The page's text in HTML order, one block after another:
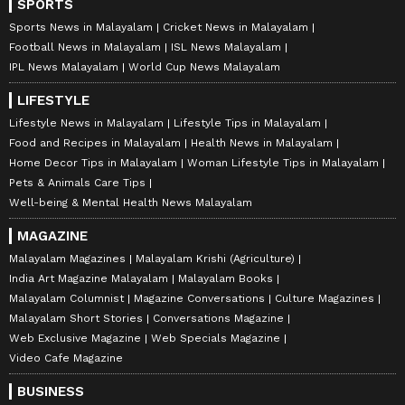
SPORTS
Sports News in Malayalam
Cricket News in Malayalam
Football News in Malayalam
ISL News Malayalam
IPL News Malayalam
World Cup News Malayalam
LIFESTYLE
Lifestyle News in Malayalam
Lifestyle Tips in Malayalam
Food and Recipes in Malayalam
Health News in Malayalam
Home Decor Tips in Malayalam
Woman Lifestyle Tips in Malayalam
Pets & Animals Care Tips
Well-being & Mental Health News Malayalam
MAGAZINE
Malayalam Magazines
Malayalam Krishi (Agriculture)
India Art Magazine Malayalam
Malayalam Books
Malayalam Columnist
Magazine Conversations
Culture Magazines
Malayalam Short Stories
Conversations Magazine
Web Exclusive Magazine
Web Specials Magazine
Video Cafe Magazine
BUSINESS